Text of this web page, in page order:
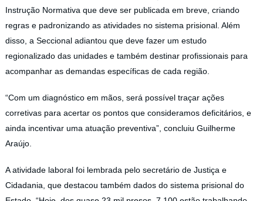
Instrução Normativa que deve ser publicada em breve, criando
regras e padronizando as atividades no sistema prisional. Além
disso, a Seccional adiantou que deve fazer um estudo
regionalizado das unidades e também destinar profissionais para
acompanhar as demandas específicas de cada região.
“Com um diagnóstico em mãos, será possível traçar ações
corretivas para acertar os pontos que consideramos deficitários, e
ainda incentivar uma atuação preventiva”, concluiu Guilherme
Araújo.
A atividade laboral foi lembrada pelo secretário de Justiça e
Cidadania, que destacou também dados do sistema prisional do